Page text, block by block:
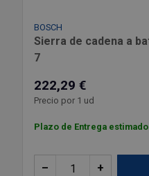
BOSCH
Sierra de cadena a
7
222,29 €
Precio por 1 ud
Plazo de Entrega
+
–